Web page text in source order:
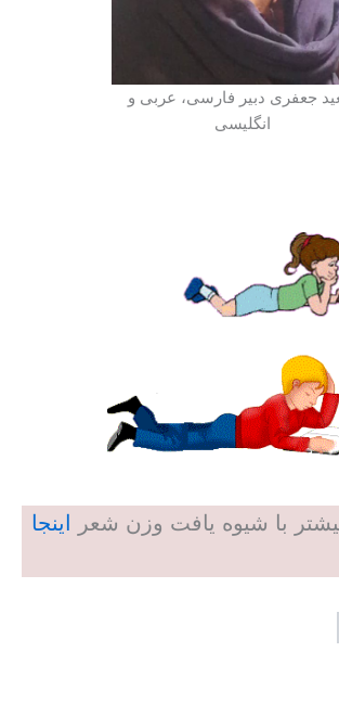
جعفری دبیر فارسی، عربی و
انگلیسی
با شیوه یافت وزن شعر اینجا